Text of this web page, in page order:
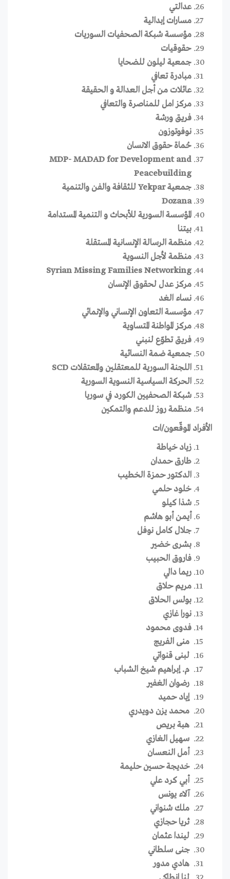
عدالتي
مسارات إبدالية
مؤسسة شبكة الصحفيات السوريات
حقوقيات
جمعية ليلون للضحايا
مبادرة تعافي
عائلات من أجل العدالة و الحقيقة
مركز امل للمناصرة والتعافي
فريق ورشة
نوفوتوزون
حُماة حقوق الانسان
MDP- MADAD for Development and
Peacebuilding
جمعية Yekpar للثقافة والفن والتنمية
Dozana
المؤسسة السورية للأبحاث و التنمية المستدامة
بيتنا
منظمة الرسالة الإنسانية المستقلة
منظمة لأجل النسوية
Syrian Missing Families Networking
مركز عدل لحقوق الإنسان
نساء الغد
مؤسسة التعاون الإنساني والإنمائي
مركز المواطنة المتساوية
فريق تطوّع لنبني
جمعية ضمة النسائية
اللجنة السورية للمعتقلين والمعتقلات SCD
الحركة السياسية النسوية السورية
شبكة الصحفيين الكورد في سوريا
منظمة روز للدعم والتمكين
الأفراد الموقّعون/ات
زياد خياطة
طارق حمدان
الدكتور حمزة الخطيب
خلود حلمي
شذا كيلو
أيمن أبو هاشم
جلال كامل نوفل
بشرى خضير
فاروق الحبيب
ريما دالي
مريم حلاق
بولس الحلاق
نورا غازي
فدوى محمود
منى الفريج
لبنى قنواتي
م. إبراهيم شيخ الشباب
رضوان الغفير
إياد حميد
محمد يزن دويدري
هبة بريص
سهيل الغازي
أمل النعسان
خديجة حسين حليمة
أبي كرد علي
آلاء يونس
ملك شنواني
ثريا حجازي
ليندا عثمان
جنى سلطاني
هادي مدور